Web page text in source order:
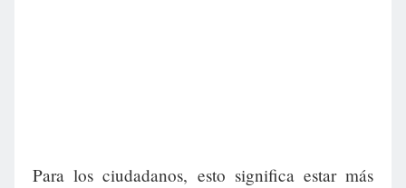
Para los ciudadanos, esto significa estar más